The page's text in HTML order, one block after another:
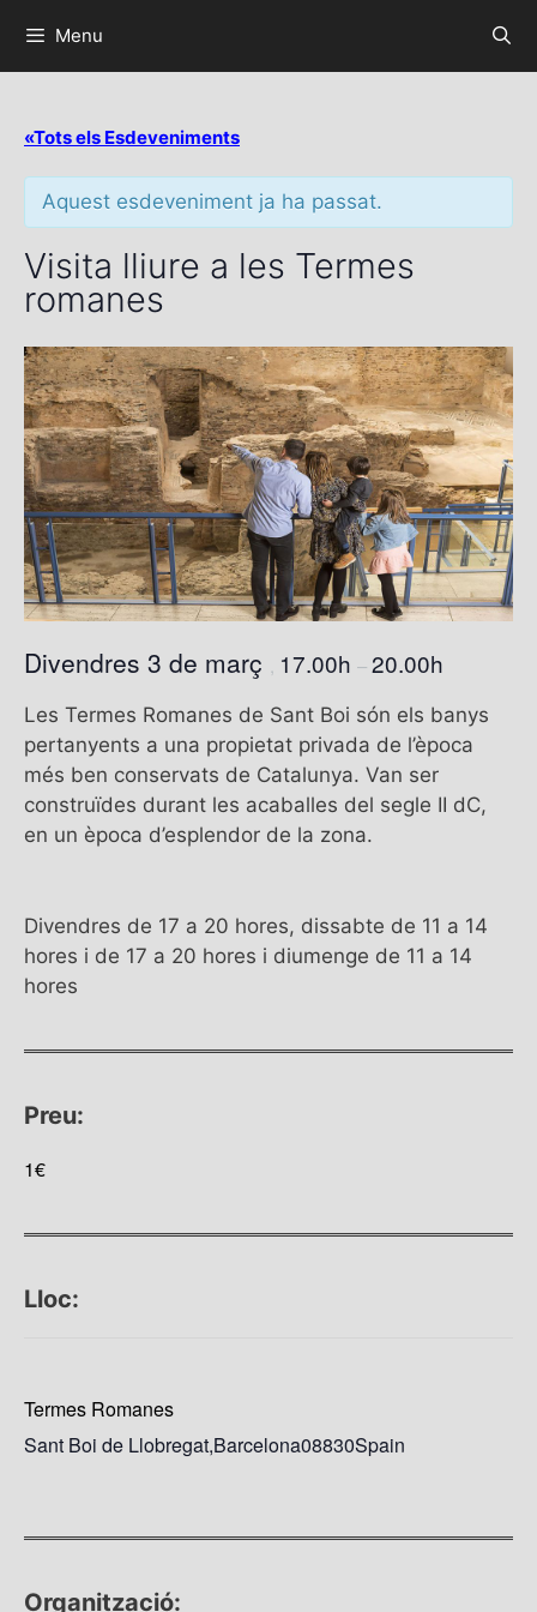
Menu
«Tots els Esdeveniments
Aquest esdeveniment ja ha passat.
Visita lliure a les Termes
romanes
Divendres 3 de març , 17.00h –20.00h
Les Termes Romanes de Sant Boi són els banys
pertanyents a una propietat privada de l’època
més ben conservats de Catalunya. Van ser
construïdes durant les acaballes del segle II dC,
en un època d’esplendor de la zona.
Divendres de 17 a 20 hores, dissabte de 11 a 14
hores i de 17 a 20 hores i diumenge de 11 a 14
hores
Preu:
1€
Lloc:
Termes Romanes
Sant Boi de Llobregat,Barcelona08830Spain
Organització: